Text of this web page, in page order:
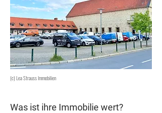
(c) Lea Strauss Immobilien
Was ist ihre Immobilie wert?